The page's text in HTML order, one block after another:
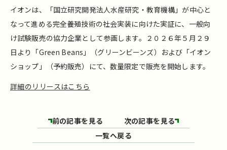
イオンは、「国立研究開発法人水産研究・教育機構」が中心と
なって進める完全養殖技術の社会実装に向けた実証に、一般向
け試験販売の協力企業として参画します。２０２６年５月２９
日より「Green Beans」（グリーンビーンズ）および「イオン
ショップ」（予約販売）にて、数量限定で販売を開始します。
詳細のリリースはこちら
前の記事を見る
一覧へ戻る
次の記事を見る